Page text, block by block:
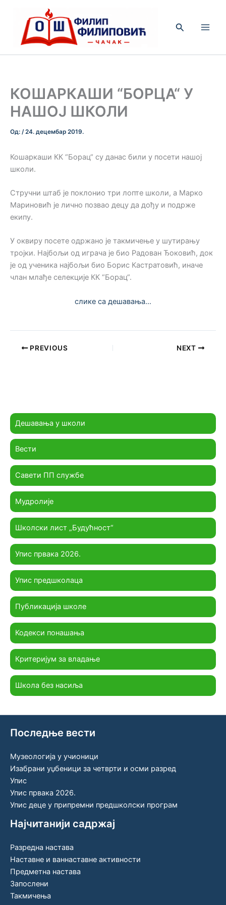
садржај
Претрага
Дешавања у школи
Вести
Савети ПП службе
Мудролије
Школски лист „Будућност“
Упис првака 2026.
Упис предшколаца
Публикација школе
Кодекси понашања
Критеријум за владање
Школа без насиља
КОШАРКАШИ “БОРЦА“ У
НАШОЈ ШКОЛИ
Од: /24. децембар 2019.
Кошаркаши КК “Борац“ су данас били у посети нашој
школи.
Стручни штаб је поклонио три лопте школи, а Марко
Мариновић је лично позвао децу да дођу и подрже
екипу.
У оквиру посете одржано је такмичење у шутирању
тројки. Најбољи од играча је био Радован Ђоковић, док
је од ученика најбољи био Борис Кастратовић, иначе
члан млађе селекције КК “Борац“.
слике са дешавања…
PREVIOUS NEXT
Последње вести
Музеологија у учионици
Изабрани уџбеници за четврти и осми разред
Упис
Упис првака 2026.
Упис деце у припремни предшколски програм
Најчитанији садржај
Разредна настава
Наставне и ваннаставне активности
Предметна настава
Запослени
Такмичења